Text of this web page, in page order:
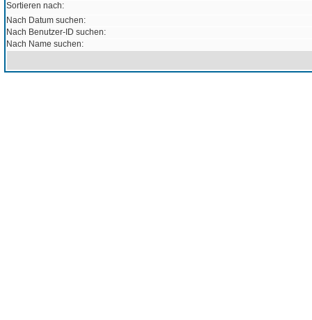
Sortieren nach:
Nach Datum suchen:
Nach Benutzer-ID suchen:
Nach Name suchen: